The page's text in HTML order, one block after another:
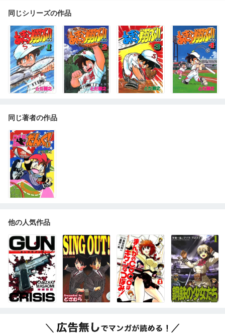
同じシリーズの作品
同じ著者の作品
他の人気作品